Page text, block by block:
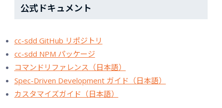
公式ドキュメント
cc-sdd GitHub リポジトリ
cc-sdd NPM パッケージ
コマンドリファレンス（日本語）
Spec-Driven Development ガイド（日本語）
カスタマイズガイド（日本語）